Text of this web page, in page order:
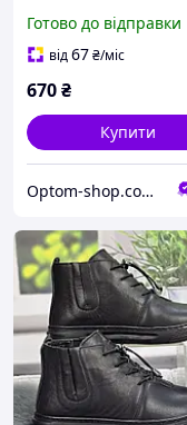
Готово до відправки
від67₴/міс
670₴
Купити
Optom-shop.com.ua - Оптовий інтернет-магазин: Одежа та взуття оптом, спідня білизна недорого